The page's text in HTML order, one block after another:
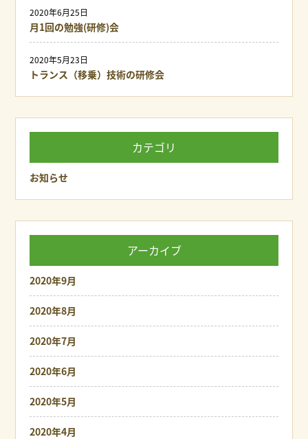
月1回の勉強(研修)会
2020年6月25日
トランス（移乗）技術の研修会
2020年5月23日
カテゴリ
お知らせ
アーカイブ
2020年9月
2020年8月
2020年7月
2020年6月
2020年5月
2020年4月